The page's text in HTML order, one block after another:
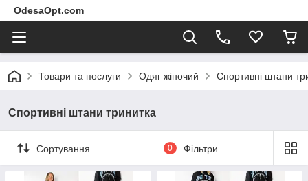
OdesaOpt.com
Товари та послуги Одяг жіночий Спортивні штани
Спортивні штани тринитка
Сортування 0 Фільтри